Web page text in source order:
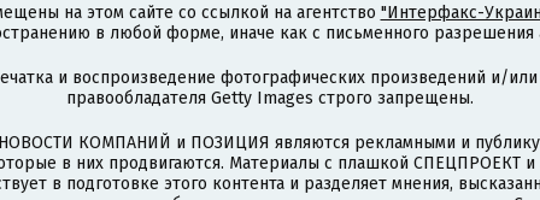
на этом сайте со ссылкой на агентство "Интерфакс-
в любой форме, иначе как с письменного разрешения
и воспроизведение фотографических произведений и/
правообладателя Getty Images строго запрещены.
НОВОСТИ КОМПАНИЙ и ПОЗИЦИЯ являются рекламными и
в них продвигаются. Материалы с плашкой СПЕЦПРОЕКТ
в подготовке этого контента и разделяет мнения,